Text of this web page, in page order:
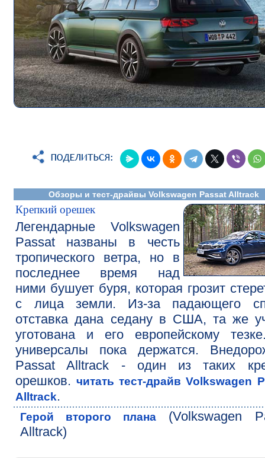
Обзоры и тест-драйвы Volkswagen Passat Alltrack
Крепкий орешек
Легендарные Volkswagen
Passat названы в честь
тропического ветра, но в
последнее время над
ними бушует буря, которая грозит
с лица земли. Из-за падающего
отставка дана седану в США, та же
уготована и его европейскому
универсалы пока держатся.
Passat Alltrack - один из таких
орешков.читать тест-драйв Volkswagen
Alltrack.
Герой второго плана
(Volkswagen
Alltrack)